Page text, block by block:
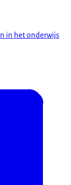
in het onderwijs